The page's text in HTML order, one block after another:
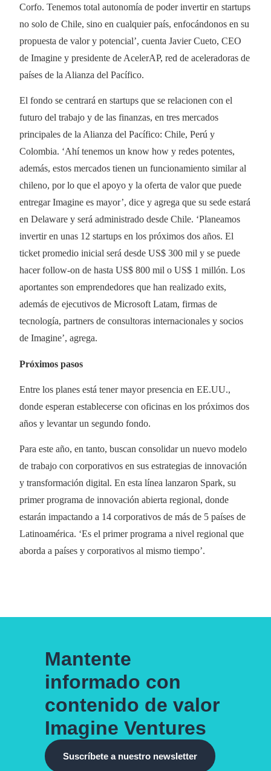
Corfo. Tenemos total autonomía de poder invertir en startups
no solo de Chile, sino en cualquier país, enfocándonos en su
propuesta de valor y potencial’, cuenta Javier Cueto, CEO
de Imagine y presidente de AcelerAP, red de aceleradoras de
países de la Alianza del Pacífico.
El fondo se centrará en startups que se relacionen con el
futuro del trabajo y de las finanzas, en tres mercados
principales de la Alianza del Pacífico: Chile, Perú y
Colombia. ‘Ahí tenemos un know how y redes potentes,
además, estos mercados tienen un funcionamiento similar al
chileno, por lo que el apoyo y la oferta de valor que puede
entregar Imagine es mayor’, dice y agrega que su sede estará
en Delaware y será administrado desde Chile. ‘Planeamos
invertir en unas 12 startups en los próximos dos años. El
ticket promedio inicial será desde US$ 300 mil y se puede
hacer follow-on de hasta US$ 800 mil o US$ 1 millón. Los
aportantes son emprendedores que han realizado exits,
además de ejecutivos de Microsoft Latam, firmas de
tecnología, partners de consultoras internacionales y socios
de Imagine’, agrega.
Próximos pasos
Entre los planes está tener mayor presencia en EE.UU.,
donde esperan establecerse con oficinas en los próximos dos
años y levantar un segundo fondo.
Para este año, en tanto, buscan consolidar un nuevo modelo
de trabajo con corporativos en sus estrategias de innovación
y transformación digital. En esta línea lanzaron Spark, su
primer programa de innovación abierta regional, donde
estarán impactando a 14 corporativos de más de 5 países de
Latinoamérica. ‘Es el primer programa a nivel regional que
aborda a países y corporativos al mismo tiempo’.
Mantente
informado con
contenido de valor
Imagine Ventures
Suscríbete a nuestro newsletter